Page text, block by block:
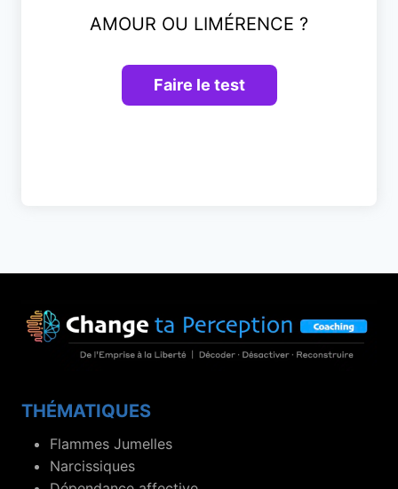
AMOUR OU LIMÉRENCE ?
THÉMATIQUES
Flammes Jumelles
Narcissiques